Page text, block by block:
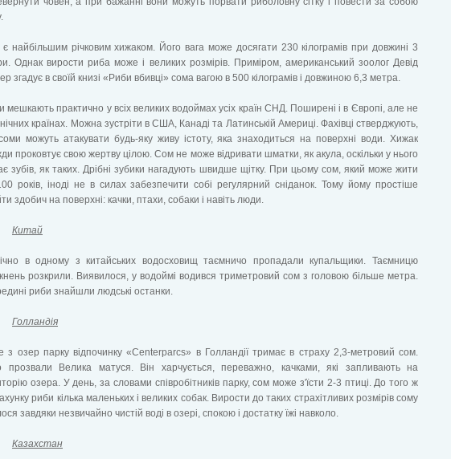
найбільшим річковим хижаком. Його вага може досягати 230 кілограмів при довжині 3
Однак вирости риба може і великих розмірів. Приміром, американський зоолог Девід
згадує в своїй книзі «Риби вбивці» сома вагою в 500 кілограмів і довжиною 6,3 метра.
мешкають практично у всіх великих водоймах усіх країн СНД. Поширені і в Європі, але не
країнах. Можна зустріти в США, Канаді та Латинській Америці. Фахівці стверджують,
можуть атакувати будь-яку живу істоту, яка знаходиться на поверхні води. Хижак
проковтує свою жертву цілою. Сом не може відривати шматки, як акула, оскільки у нього
зубів, як таких. Дрібні зубики нагадують швидше щітку. При цьому сом, який може жити
років, іноді не в силах забезпечити собі регулярний сніданок. Тому йому простіше
здобич на поверхні: качки, птахи, собаки і навіть люди.
Китай
в одному з китайських водосховищ таємничо пропадали купальщики. Таємницю
розкрили. Виявилося, у водоймі водився триметровий сом з головою більше метра.
риби знайшли людські останки.
Голландія
з озер парку відпочинку «Centerparcs» в Голландії тримає в страху 2,3-метровий сом.
прозвали Велика матуся. Він харчується, переважно, качками, які запливають на
озера. У день, за словами співробітників парку, сом може з'їсти 2-3 птиці. До того ж
риби кілька маленьких і великих собак. Вирости до таких страхітливих розмірів сому
завдяки незвичайно чистій воді в озері, спокою і достатку їжі навколо.
Казахстан